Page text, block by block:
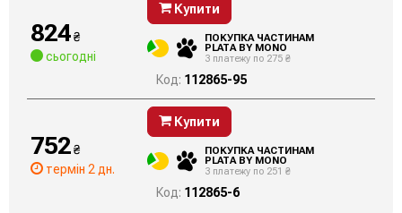
824₴
сьогодні
Купити
ПОКУПКА ЧАСТИНАМ
PLATA BY MONO
3 платежу по 275 ₴
Код: 112865-95
752₴
термін 2 дн.
Купити
ПОКУПКА ЧАСТИНАМ
PLATA BY MONO
3 платежу по 251 ₴
Код: 112865-6